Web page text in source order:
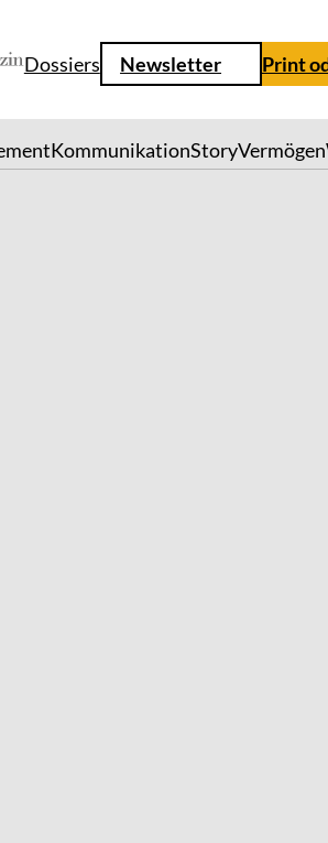
Dossiers Newsletter Print
KommunikationStoryVermögen